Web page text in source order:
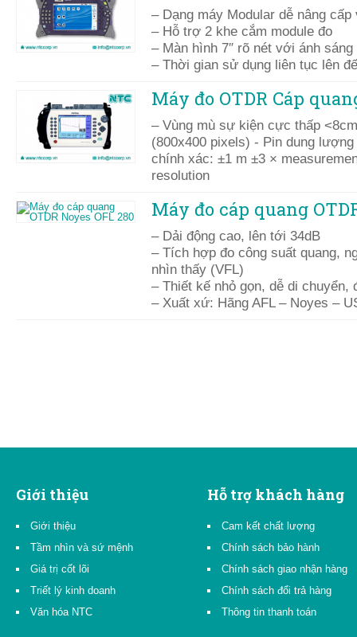
– Dạng máy Modular dễ nâng
– Hỗ trợ 2 khe cắm module đo
– Màn hình 7″ rõ nét với ánh
– Thời gian sử dụng liên tục lên
Máy đo OTDR Cáp
– Vùng mù sự kiện cực thấp
(800x400 pixels) - Pin dung
chính xác: ±1 m ±3 ×
resolution
Máy đo cáp quang
– Dải động cao, lên tới 34dB
– Tích hợp đo công suất quang,
nhìn thấy (VFL)
– Thiết kế nhỏ gọn, dễ di chuyển,
– Xuất xứ: Hãng AFL – Noyes –
Giới thiệu
Giới thiệu
Tầm nhìn và sứ mệnh
Giá trị cốt lõi
Triết lý kinh doanh
Văn hóa NTC
Hỗ trợ khách hàng
Cam kết chất lượng
Chính sách bảo hành
Chính sách giao nhận hàng
Chính sách đổi trả hàng
Thông tin thanh toán